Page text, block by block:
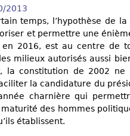
2013
temps, l’hypothèse de
et permettre une
en 2016, est au centre de
milieux autorisés aussi
la constitution de 2002
la candidature du
charnière qui
des hommes
établissent.